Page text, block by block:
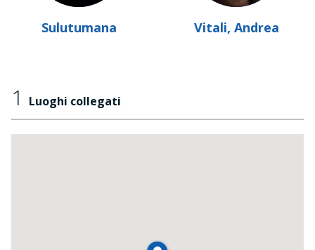
Sulutumana Vitali, Andrea
1 Luoghi collegati